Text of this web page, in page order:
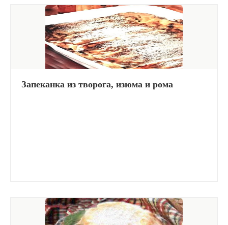
Запеканка из творога, изюма и рома